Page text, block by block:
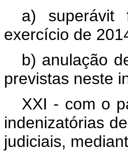
a) superávit
exercício de
b) anulação
previstas neste
XXI - com o
indenizatórias
judiciais,